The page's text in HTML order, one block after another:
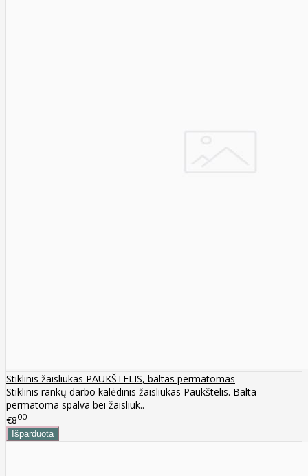
Stiklinis žaisliukas PAUKŠTELIS, baltas permatomas
Stiklinis rankų darbo kalėdinis žaisliukas Paukštelis. Balta
permatoma spalva bei žaisliuk..
€800